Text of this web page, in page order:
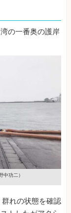
の一番奥の護岸
中功二）
れの状態を確認